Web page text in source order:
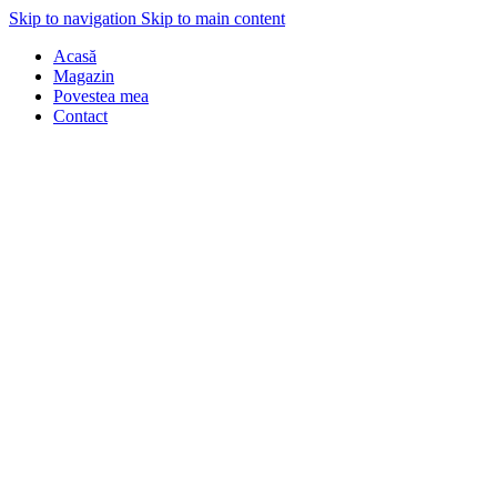
Skip to navigation Skip to main content
Acasă
Magazin
Povestea mea
Contact